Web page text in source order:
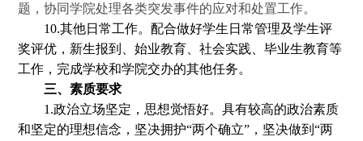
题，协同学院处理各类突发事件的应对和处置工作。
10.其他日常工作。配合做好学生日常管理及学生评
奖评优，新生报到、始业教育、社会实践、毕业生教育等
工作，完成学校和学院交办的其他任务。
三、素质要求
1.政治立场坚定，思想觉悟好。具有较高的政治素质
和坚定的理想信念，坚决拥护“两个确立”，坚决做到“两